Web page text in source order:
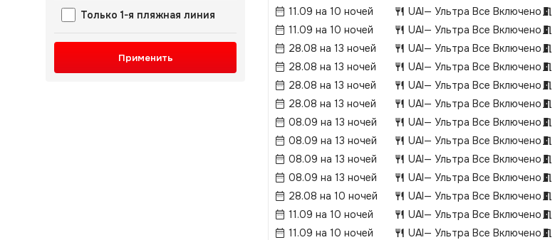
Только 1-я пляжная линия
Применить
11.09 на 10 ночей
UAI— Ультра Все Включено
11.09 на 10 ночей
UAI— Ультра Все Включено
28.08 на 13 ночей
UAI— Ультра Все Включено
28.08 на 13 ночей
UAI— Ультра Все Включено
28.08 на 13 ночей
UAI— Ультра Все Включено
28.08 на 13 ночей
UAI— Ультра Все Включено
08.09 на 13 ночей
UAI— Ультра Все Включено
08.09 на 13 ночей
UAI— Ультра Все Включено
08.09 на 13 ночей
UAI— Ультра Все Включено
08.09 на 13 ночей
UAI— Ультра Все Включено
28.08 на 10 ночей
UAI— Ультра Все Включено
11.09 на 10 ночей
UAI— Ультра Все Включено
11.09 на 10 ночей
UAI— Ультра Все Включено